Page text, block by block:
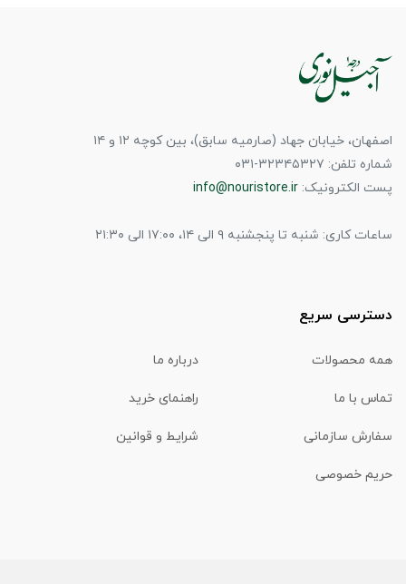
اصفهان، خیابان جهاد (صارمیه سابق)، بین کوچه ۱۲ و ۱۴
شماره تلفن: ۳۲۳۴۵۳۲۷-۰۳۱
پست الکترونیک: info@nouristore.ir
ساعات کاری: شنبه تا پنجشنبه ۹ الی ۱۴، ۱۷:۰۰ الی ۲۱:۳۰
دسترسی سریع
همه محصولات درباره ما
تماس با ما راهنمای خرید
سفارش سازمانی شرایط و قوانین
حریم خصوصی